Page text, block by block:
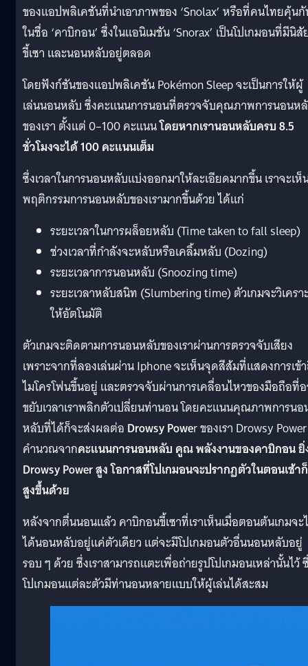
ของแอปพลิเคชันที่นำเอาภาพของ ‘Snolax’ หรือที่คนไทยคุ้น
ในชื่อ ‘คาบิกอน’ ซึ่งในแอนิเมชัน ‘Snorax’ เป็นโปเกมอนที่มีนิสั
ขี้เซา และนอนหลับอยู่ตลอด
โดยฟังก์ชันของแอปพลิเคชัน Pokémon Sleep จะเป็นการให้ผู้
เล่นนอนหลับ ซึ่งคะแนนการนอนที่ตรวจจับคุณภาพการนอนห
ของเรา ตั้งแต่ 0–100 คะแนนโดยหากเรานอนหลับครบ 8.5
ชั่วโมงจะได้ 100 คะแนนเต็ม
ซึ่งเวลาในการนอนหลับแบ่งออกมาให้ละเอียดมากขึ้น เราจะเห็
พฤติกรรมการนอนหลับของเรามากขึ้นด้วย ได้แก่
ระยะเวลาในการผล็อยหลับ (Time taken to fall sleep)
ช่วงเวลาที่กำลังจะหลับหรือเคลิ้มหลับ (Dozing)
ระยะเวลาการนอนหลับ (Snoozing time)
ระยะเวลาหลับสนิท (Slumbering time) ตัวเกมจะวิเคร
ให้อัตโนมัติ
ตัวเกมจะติดตามการนอนหลับของเราผ่านการตรวจจับเสียง
เพราะจากที่ลองเล่นผ่าน Iphone จะเห็นจุดสีส้มที่แสดงการเข้
ไมโครโฟนขึ้นอยู่ และตรวจจับผ่านการเคลื่อนไหวของมือถือที่
ขยับเวลาเราพลิกตัวเปลี่ยนท่านอน โดยคะแนนคุณภาพการนอ
หลับที่ได้ก็จะส่งผลต่อ Drowsy Power ของเรา Drowsy Power
คำนวณจากคะแนนการนอนหลับ คูณ พลังงานของคาบิกอน ยิ่
Drowsy Power สูง โอกาสที่โปเกมอนจะปรากฏตัวในตอนเช้าก็
สูงขึ้นด้วย
หลังจากตื่นนอนแล้ว คาบิกอนขี้เซาที่เราเห็นเมื่อตอนต้นเกมจะ
ได้นอนหลับอยู่แค่ตัวเดียว แต่จะมีโปเกมอนตัวอื่นนอนหลับอยู่
รอบ ๆ ด้วย ซึ่งเราสามารถแตะเพื่อถ่ายรูปโปเกมอนเหล่านั้นไว้
โปเกมอนแต่ละตัวมีท่านอนหลายแบบให้ผู้เล่นได้สะสม